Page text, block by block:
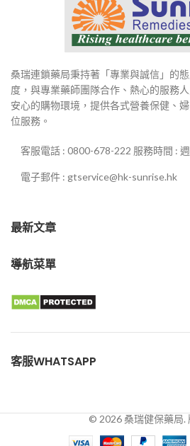
桑瑞連鎖藥局秉持著「專業與誠信」的
度，與專業藥師團隊合作、熱心的服務
安心的購物環境，提供各式營養保健、
位服務。
客服電話 : 0800-678-222 服務時間 :
電子郵件 : gtservice@hk-sunrise.hk
最新文章
導航菜單
客服WHATSAPP
© 2026 桑瑞健保藥局.